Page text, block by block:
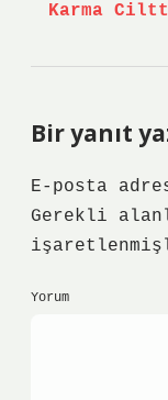
Karma
Bir yanıt
E-posta
Gerekli
Yorum